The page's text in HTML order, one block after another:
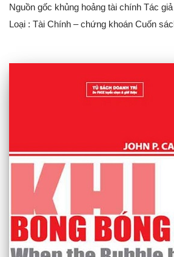
Nguồn gốc khủng hoảng tài chính Tác
Loại : Tài Chính – chứng khoán Cuốn